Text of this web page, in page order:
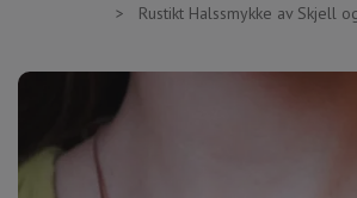
Rustikt Halssmykke av Skjell